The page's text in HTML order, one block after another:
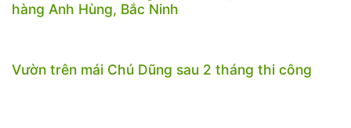
hàng Anh Hùng, Bắc Ninh
Vườn trên mái Chú Dũng sau 2 tháng thi công